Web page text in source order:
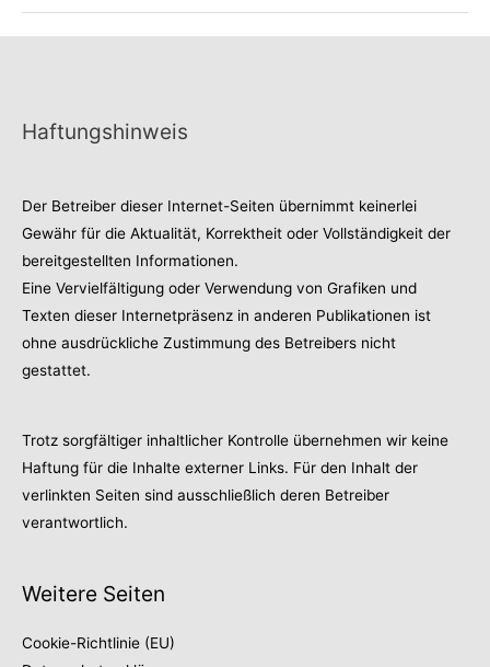
Brillanten
Haftungshinweis
Der Betreiber dieser Internet-Seiten übernimmt keinerlei
Gewähr für die Aktualität, Korrektheit oder Vollständigkeit der
bereitgestellten Informationen.
Eine Vervielfältigung oder Verwendung von Grafiken und
Texten dieser Internetpräsenz in anderen Publikationen ist
ohne ausdrückliche Zustimmung des Betreibers nicht
gestattet.
Trotz sorgfältiger inhaltlicher Kontrolle übernehmen wir keine
Haftung für die Inhalte externer Links. Für den Inhalt der
verlinkten Seiten sind ausschließlich deren Betreiber
verantwortlich.
Weitere Seiten
Cookie-Richtlinie (EU)